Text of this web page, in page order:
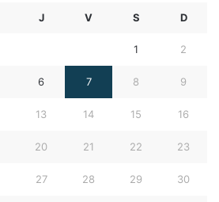
J V S D
1 2
6 7 8 9
13 14 15 16
20 21 22 23
27 28 29 30